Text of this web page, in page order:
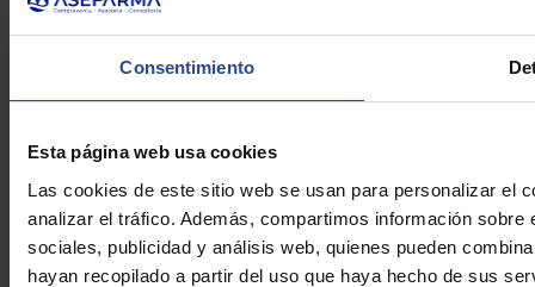
Consentimiento
Esta página web usa cookies
Las cookies de este sitio web se usan para personalizar el
analizar el tráfico. Además, compartimos información
sociales, publicidad y análisis web, quienes pueden
hayan recopilado a partir del uso que haya hecho de sus